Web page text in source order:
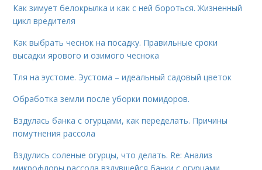
Как зимует белокрылка и как с ней бороться. Жизненный
цикл вредителя
Как выбрать чеснок на посадку. Правильные сроки
высадки ярового и озимого чеснока
Тля на эустоме. Эустома – идеальный садовый цветок
Обработка земли после уборки помидоров.
Вздулась банка с огурцами, как переделать. Причины
помутнения рассола
Вздулись соленые огурцы, что делать. Re: Анализ